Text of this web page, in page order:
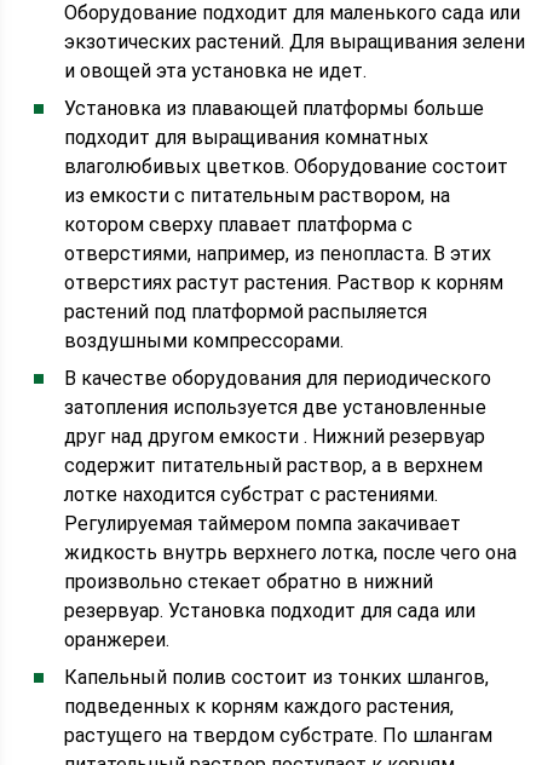
Оборудование подходит для маленького сада или
экзотических растений. Для выращивания зелени
и овощей эта установка не идет.
Установка из плавающей платформы больше
подходит для выращивания комнатных
влаголюбивых цветков. Оборудование состоит
из емкости с питательным раствором, на
котором сверху плавает платформа с
отверстиями, например, из пенопласта. В этих
отверстиях растут растения. Раствор к корням
растений под платформой распыляется
воздушными компрессорами.
В качестве оборудования для периодического
затопления используется две установленные
друг над другом емкости . Нижний резервуар
содержит питательный раствор, а в верхнем
лотке находится субстрат с растениями.
Регулируемая таймером помпа закачивает
жидкость внутрь верхнего лотка, после чего она
произвольно стекает обратно в нижний
резервуар. Установка подходит для сада или
оранжереи.
Капельный полив состоит из тонких шлангов,
подведенных к корням каждого растения,
растущего на твердом субстрате. По шлангам